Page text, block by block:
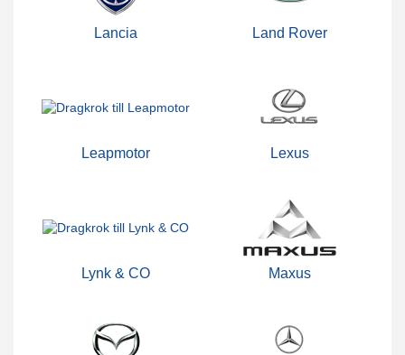
Lancia Land Rover
Leapmotor Lexus
Lynk & CO Maxus